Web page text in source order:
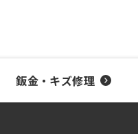
鈑金・キズ修理